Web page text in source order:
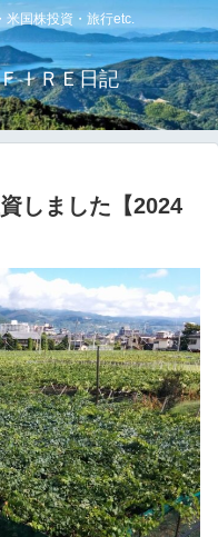
米国株投資・旅行etc.
ＩＲＥ日記
しました【2024